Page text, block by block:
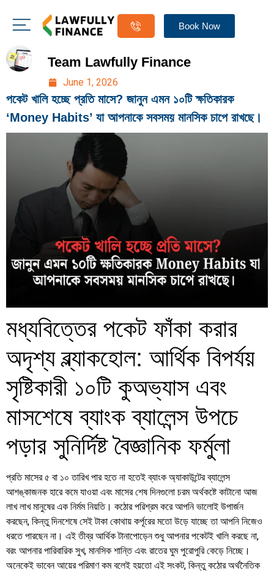
Book Now
Team Lawfully Finance
June 1, 2026
পকেট খালি হচ্ছে প্রতি মাসে? জানুন এমন ১০টি ক্ষতিকারক
‘Money Habits’ যা আপনাকে সবসময় মানসিক চাপে রাখছে।
মধ্যবিত্তের পকেট ফাঁকা করার
অদৃশ্য ব্ল্যাকহোল: আর্থিক বিপর্যয়
সৃষ্টিকারী ১০টি কুঅভ্যাস এবং
মাসশেষে ব্যাংক ব্যালেন্স উপচে
পড়ার সুনির্দিষ্ট বৈজ্ঞানিক ফর্মুলা
প্রতি মাসের ৫ বা ১০ তারিখ পার হতে না হতেই ব্যাংক অ্যাকাউন্টের ব্যালেন্স
আশঙ্কাজনক হারে কমে যাওয়া এবং মাসের শেষ দিনগুলো চরম অর্থকষ্টে কাটানো আজ
লাখ লাখ মানুষের এক নির্মম নিয়তি। কঠোর পরিশ্রম করে আপনি ভালোই উপার্জন
করছেন, কিন্তু দিনশেষে সেই টাকা কোথায় কর্পূরের মতো উড়ে যাচ্ছে তা আপনি নিজেও
ধরতে পারছেন না। এই তীব্র আর্থিক টানাপোড়েন শুধু আপনার পকেটই খালি করছে না,
বরং আপনার পারিবারিক সুখ, মানসিক শান্তি এবং রাতের ঘুম পুরোপুরি কেড়ে নিচ্ছে।
অনেকেই ভাবেন আয়ের পরিমাণ কম বলেই হয়তো এই সংকট, কিন্তু কঠোর অর্থনৈতিক